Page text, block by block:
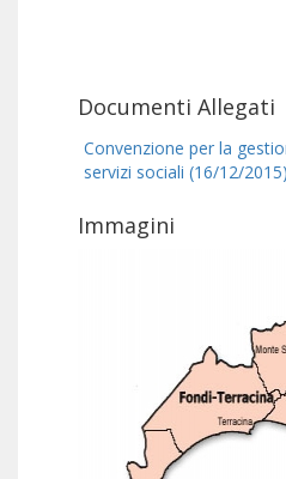
Documenti Allegati
Convenzione per la
servizi sociali (16/12/2015)
Immagini